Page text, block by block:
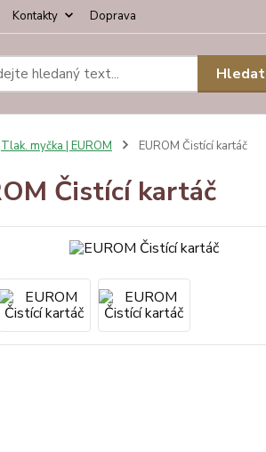
Kontakty Doprava
Hledat
Tlak. myčka | EUROM EUROM Čistící kartáč
Čistící kartáč